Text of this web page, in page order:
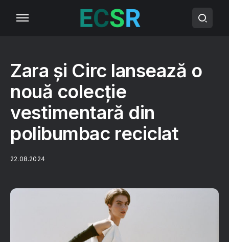
Zara și Circ lansează o
nouă colecție
vestimentară din
polibumbac reciclat
22.08.2024